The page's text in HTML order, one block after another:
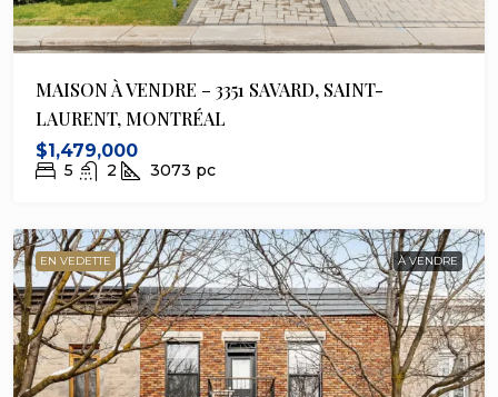
MAISON À VENDRE – 3351 SAVARD, SAINT-
LAURENT, MONTRÉAL
$1,479,000
5 2 3073 pc
EN VEDETTE À VENDRE